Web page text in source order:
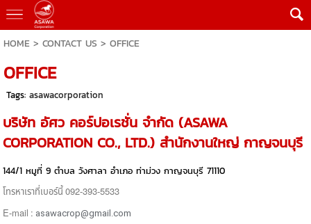
HOME> CONTACT US > OFFICE
OFFICE
Tags: asawacorporation
บริษัท อัศว คอร์ปอเรชั่น จำกัด (ASAWA
CORPORATION CO., LTD.) สำนักงานใหญ่ กาญจนบุรี
144/1 หมูที่ 9 ตำบล วังศาลา อำเภอ ท่าม่วง กาญจนบุรี 71110
โทรหาเราที่เบอร์นี้ 092-393-5533
E-mail : asawacrop@gmail.com